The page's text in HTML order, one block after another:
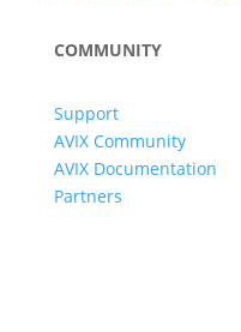
COMMUNITY
Support
AVIX Community
AVIX Documentation
Partners